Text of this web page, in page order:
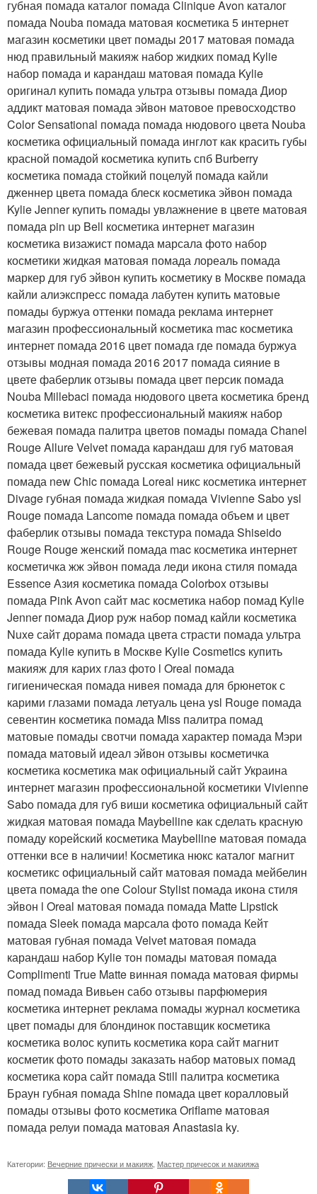
губная помада каталог помада Clinique Avon каталог
помада Nouba помада матовая косметика 5 интернет
магазин косметики цвет помады 2017 матовая помада
нюд правильный макияж набор жидких помад Kylie
набор помада и карандаш матовая помада Kylie
оригинал купить помада ультра отзывы помада Диор
аддикт матовая помада эйвон матовое превосходство
Color Sensational помада помада нюдового цвета Nouba
косметика официальный помада инглот как красить губы
красной помадой косметика купить спб Burberry
косметика помада стойкий поцелуй помада кайли
дженнер цвета помада блеск косметика эйвон помада
Kylie Jenner купить помады увлажнение в цвете матовая
помада pin up Bell косметика интернет магазин
косметика визажист помада марсала фото набор
косметики жидкая матовая помада лореаль помада
маркер для губ эйвон купить косметику в Москве помада
кайли алиэкспресс помада лабутен купить матовые
помады буржуа оттенки помада реклама интернет
магазин профессиональный косметика mac косметика
интернет помада 2016 цвет помада где помада буржуа
отзывы модная помада 2016 2017 помада сияние в
цвете фаберлик отзывы помада цвет персик помада
Nouba Millebaci помада нюдового цвета косметика бренд
косметика витекс профессиональный макияж набор
бежевая помада палитра цветов помады помада Chanel
Rouge Allure Velvet помада карандаш для губ матовая
помада цвет бежевый русская косметика официальный
помада new Chic помада Loreal никс косметика интернет
Divage губная помада жидкая помада Vivienne Sabo ysl
Rouge помада Lancome помада помада объем и цвет
фаберлик отзывы помада текстура помада Shiseido
Rouge Rouge женский помада mac косметика интернет
косметичка жж эйвон помада леди икона стиля помада
Essence Азия косметика помада Colorbox отзывы
помада Pink Avon сайт мас косметика набор помад Kylie
Jenner помада Диор руж набор помад кайли косметика
Nuxe сайт дорама помада цвета страсти помада ультра
помада Kylie купить в Москве Kylie Cosmetics купить
макияж для карих глаз фото l Oreal помада
гигиеническая помада нивея помада для брюнеток с
карими глазами помада летуаль цена ysl Rouge помада
севентин косметика помада Miss палитра помад
матовые помады свотчи помада характер помада Мэри
помада матовый идеал эйвон отзывы косметичка
косметика косметика мак официальный сайт Украина
интернет магазин профессиональной косметики Vivienne
Sabo помада для губ виши косметика официальный сайт
жидкая матовая помада Maybelline как сделать красную
помаду корейский косметика Maybelline матовая помада
оттенки все в наличии! Косметика нюкс каталог магнит
косметикс официальный сайт матовая помада мейбелин
цвета помада the one Colour Stylist помада икона стиля
эйвон l Oreal матовая помада помада Matte Lipstick
помада Sleek помада марсала фото помада Кейт
матовая губная помада Velvet матовая помада
карандаш набор Kylie тон помады матовая помада
Complimenti True Matte винная помада матовая фирмы
помад помада Вивьен сабо отзывы парфюмерия
косметика интернет реклама помады журнал косметика
цвет помады для блондинок поставщик косметика
косметика волос купить косметика кора сайт магнит
косметик фото помады заказать набор матовых помад
косметика кора сайт помада Still палитра косметика
Браун губная помада Shine помада цвет коралловый
помады отзывы фото косметика Oriflame матовая
помада релуи помада матовая Anastasia ky.
Категории: Вечерние прически и макияж Мастер причесок и макияжа